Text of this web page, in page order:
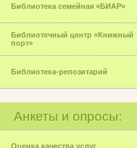
Библиотека семейная «БИАР»
Библиотечный центр «Книжный
порт»
Библиотека-репозитарий
Анкеты и опросы:
Оценка качества услуг